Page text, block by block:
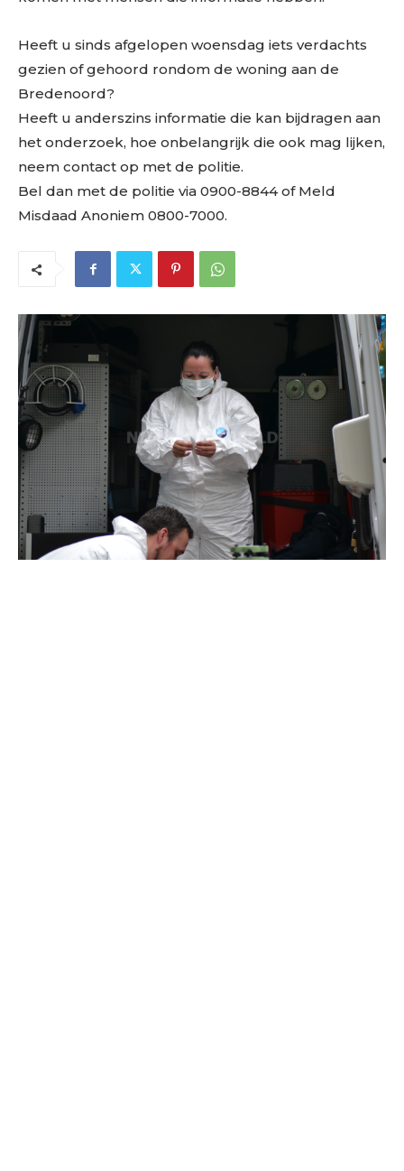
Heeft u sinds afgelopen woensdag iets verdachts
gezien of gehoord rondom de woning aan de
Bredenoord?
Heeft u anderszins informatie die kan bijdragen aan
het onderzoek, hoe onbelangrijk die ook mag lijken,
neem contact op met de politie.
Bel dan met de politie via 0900-8844 of Meld
Misdaad Anoniem 0800-7000.